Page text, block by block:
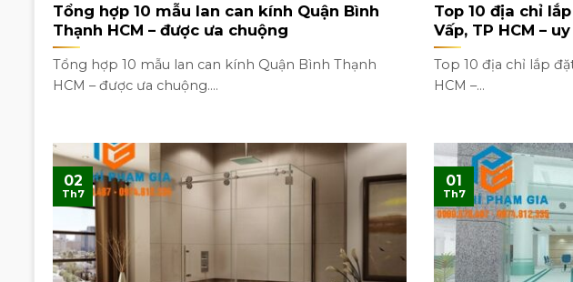
Tổng hợp 10 mẫu lan can kính Quận Bình
Thạnh HCM – được ưa chuộng
Tổng hợp 10 mẫu lan can kính Quận Bình Thạnh
HCM – được ưa chuộng....
Top 10 địa chỉ
Vấp, TP HCM –
Top 10 địa chỉ lắp
HCM –...
02
Th7
01
Th7